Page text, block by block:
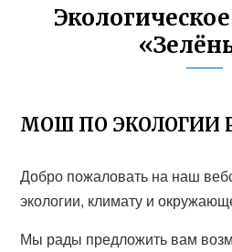
МОШ ПО ЭКОЛОГИИ
Добро пожаловать на наш
экологии, климату и
Мы рады предложить вам